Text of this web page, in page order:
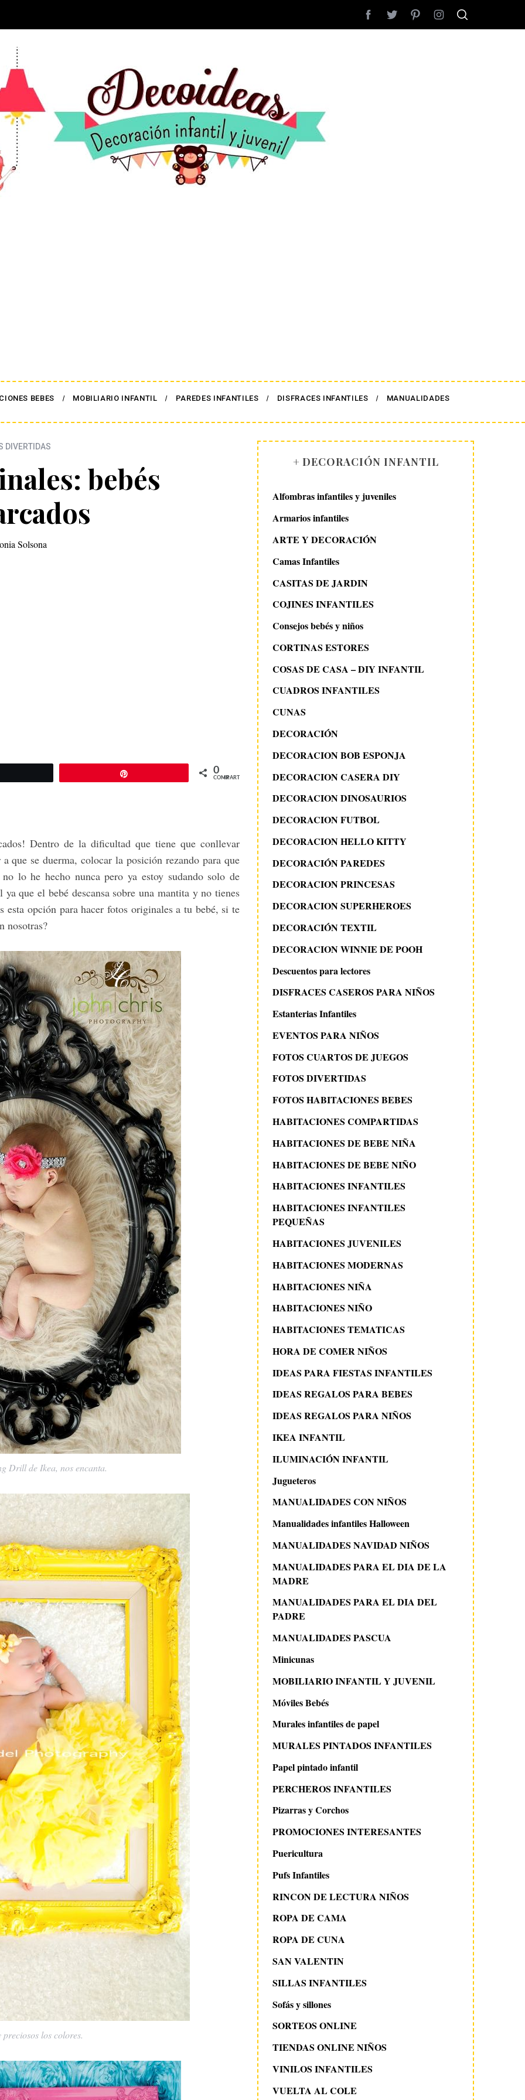
BEBES MOBILIARIO INFANTIL PAREDES INFANTILES DISFRACES INFANTILES MANUALIDADES
DIVERTIDAS
bebés
Solsona
0
COMPARTIR
Dentro de la dificultad que tiene que conllevar
que se duerma, colocar la posición rezando para que
lo he hecho nunca pero ya estoy sudando solo de
que el bebé descansa sobre una mantita y no tienes
esta opción para hacer fotos originales a tu bebé, si te
nosotras?
Drill de Ikea, nos encanta.
los colores.
+ DECORACIÓN INFANTIL
Alfombras infantiles y juveniles
Armarios infantiles
ARTE Y DECORACIÓN
Camas Infantiles
CASITAS DE JARDIN
COJINES INFANTILES
Consejos bebés y niños
CORTINAS ESTORES
COSAS DE CASA – DIY INFANTIL
CUADROS INFANTILES
CUNAS
DECORACIÓN
DECORACION BOB ESPONJA
DECORACION CASERA DIY
DECORACION DINOSAURIOS
DECORACION FUTBOL
DECORACION HELLO KITTY
DECORACIÓN PAREDES
DECORACION PRINCESAS
DECORACION SUPERHEROES
DECORACIÓN TEXTIL
DECORACION WINNIE DE POOH
Descuentos para lectores
DISFRACES CASEROS PARA NIÑOS
Estanterias Infantiles
EVENTOS PARA NIÑOS
FOTOS CUARTOS DE JUEGOS
FOTOS DIVERTIDAS
FOTOS HABITACIONES BEBES
HABITACIONES COMPARTIDAS
HABITACIONES DE BEBE NIÑA
HABITACIONES DE BEBE NIÑO
HABITACIONES INFANTILES
HABITACIONES INFANTILES
PEQUEÑAS
HABITACIONES JUVENILES
HABITACIONES MODERNAS
HABITACIONES NIÑA
HABITACIONES NIÑO
HABITACIONES TEMATICAS
HORA DE COMER NIÑOS
IDEAS PARA FIESTAS INFANTILES
IDEAS REGALOS PARA BEBES
IDEAS REGALOS PARA NIÑOS
IKEA INFANTIL
ILUMINACIÓN INFANTIL
Jugueteros
MANUALIDADES CON NIÑOS
Manualidades infantiles Halloween
MANUALIDADES NAVIDAD NIÑOS
MANUALIDADES PARA EL DIA DE LA
MADRE
MANUALIDADES PARA EL DIA DEL
PADRE
MANUALIDADES PASCUA
Minicunas
MOBILIARIO INFANTIL Y JUVENIL
Móviles Bebés
Murales infantiles de papel
MURALES PINTADOS INFANTILES
Papel pintado infantil
PERCHEROS INFANTILES
Pizarras y Corchos
PROMOCIONES INTERESANTES
Puericultura
Pufs Infantiles
RINCON DE LECTURA NIÑOS
ROPA DE CAMA
ROPA DE CUNA
SAN VALENTIN
SILLAS INFANTILES
Sofás y sillones
SORTEOS ONLINE
TIENDAS ONLINE NIÑOS
VINILOS INFANTILES
VUELTA AL COLE